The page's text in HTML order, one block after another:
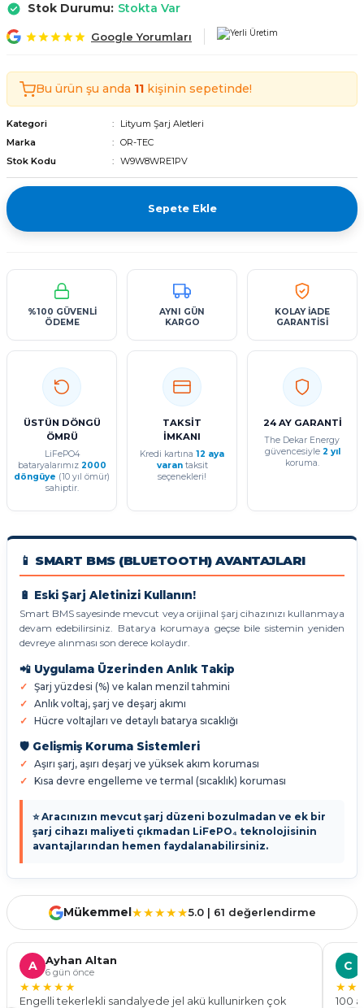
Moped Bataryası
Moped Bataryası
Moped Bataryası
Moped Bataryası
Bataryaları
Stok Durumu: Stokta Var
Google Yorumları
Bu ürün şu anda 11 kişinin sepetinde!
Kategori
Lityum Şarj Aletleri
Marka
OR-TEC
Stok Kodu
W9W8WRE1PV
Sepete Ekle
%100 GÜVENLİ
ÖDEME
AYNI GÜN
KARGO
KOLAY İADE
GARANTİSİ
ÜSTÜN DÖNGÜ
ÖMRÜ
LiFePO4
bataryalarımız 2000
döngüye (10 yıl ömür)
sahiptir.
TAKSİT
İMKANI
Kredi kartına 12 aya
varantaksit
seçenekleri!
24 AY GARANTİ
The Dekar Energy
güvencesiyle 2 yıl
koruma.
📱 SMART BMS (BLUETOOTH) AVANTAJLARI
🔋 Eski Şarj Aletinizi Kullanın!
Smart BMS sayesinde mevcut veya orijinal şarj cihazınızı kullanmaya
devam edebilirsiniz. Batarya korumaya geçse bile sistemin yeniden
devreye alınması son derece kolaydır.
📲 Uygulama Üzerinden Anlık Takip
Şarj yüzdesi (%) ve kalan menzil tahmini
Anlık voltaj, şarj ve deşarj akımı
Hücre voltajları ve detaylı batarya sıcaklığı
🛡️ Gelişmiş Koruma Sistemleri
Aşırı şarj, aşırı deşarj ve yüksek akım koruması
Kısa devre engelleme ve termal (sıcaklık) koruması
⭐ Aracınızın mevcut şarj düzeni bozulmadan ve ek bir
şarj cihazı maliyeti çıkmadan LiFePO₄ teknolojisinin
avantajlarından hemen faydalanabilirsiniz.
Mükemmel★★★★★5.0 | 61 değerlendirme
A Ayhan Altan
6 gün önce
★★★★★
Engelli tekerlekli sandalyede jel akü kullunirken çok
C
100
Moped Bataryası
Moped Bataryası
Moped Bataryası
Moped Bataryası
Bataryaları